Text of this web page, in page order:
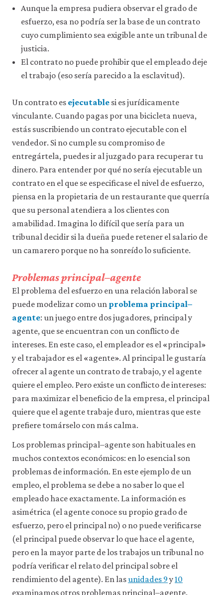
sitio
web.
cookies
analíticas
solo
instalarán
aceptas.
No
vendemos
ni
cedemos
datos
personales
ni
de
a
terceros
los
empleamos
con
fin.
Para
obtener
información
detallada
sobre
las
que
utilizamos,
consulta
nuestra
política
privacidad.
Aceptar
solo
cookies
necesarias
Aceptar
todas
las
cookies
Aunque la empresa pudiera observar el grado de
esfuerzo, esa no podría ser la base de un contrato
cuyo cumplimiento sea exigible ante un tribunal de
justicia.
El contrato no puede prohibir que el empleado deje
el trabajo (eso sería parecido a la esclavitud).
Un contrato es ejecutable si es jurídicamente
vinculante. Cuando pagas por una bicicleta nueva,
estás suscribiendo un contrato ejecutable con el
vendedor. Si no cumple su compromiso de
entregártela, puedes ir al juzgado para recuperar tu
dinero. Para entender por qué no sería ejecutable un
contrato en el que se especificase el nivel de esfuerzo,
piensa en la propietaria de un restaurante que querría
que su personal atendiera a los clientes con
amabilidad. Imagina lo difícil que sería para un
tribunal decidir si la dueña puede retener el salario de
un camarero porque no ha sonreído lo suficiente.
Problemas principal–agente
El problema del esfuerzo en una relación laboral se
puede modelizar como un problema principal–
agente: un juego entre dos jugadores, principal y
agente, que se encuentran con un conflicto de
intereses. En este caso, el empleador es el «principal»
y el trabajador es el «agente». Al principal le gustaría
ofrecer al agente un contrato de trabajo, y el agente
quiere el empleo. Pero existe un conflicto de intereses:
para maximizar el beneficio de la empresa, el principal
quiere que el agente trabaje duro, mientras que este
prefiere tomárselo con más calma.
Los problemas principal–agente son habituales en
muchos contextos económicos: en lo esencial son
problemas de información. En este ejemplo de un
empleo, el problema se debe a no saber lo que el
empleado hace exactamente. La información es
asimétrica (el agente conoce su propio grado de
esfuerzo, pero el principal no) o no puede verificarse
(el principal puede observar lo que hace el agente,
pero en la mayor parte de los trabajos un tribunal no
podría verificar el relato del principal sobre el
rendimiento del agente). En lasunidades 9y10
examinamos otros problemas principal–agente.